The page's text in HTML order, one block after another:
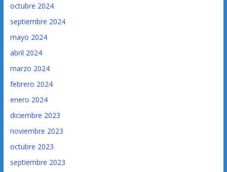
octubre 2024
septiembre 2024
mayo 2024
abril 2024
marzo 2024
febrero 2024
enero 2024
diciembre 2023
noviembre 2023
octubre 2023
septiembre 2023